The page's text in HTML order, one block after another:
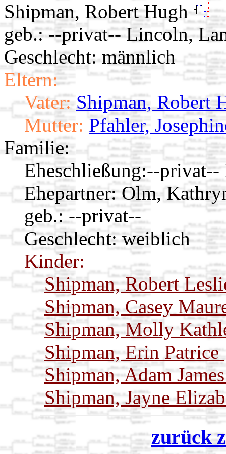
Shipman, Robert Hugh
geb.: --privat-- Lincoln,
Geschlecht: männlich
Eltern:
Vater: Shipman, Robert
Mutter: Pfahler,
Familie:
Eheschließung:--privat--
Ehepartner: Olm,
geb.: --privat--
Geschlecht: weiblich
Kinder:
Shipman, Robert
Shipman, Casey
Shipman, Molly
Shipman, Erin Patrice
Shipman, Adam
Shipman, Jayne
zurück